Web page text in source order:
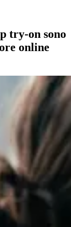
try-on sono
online